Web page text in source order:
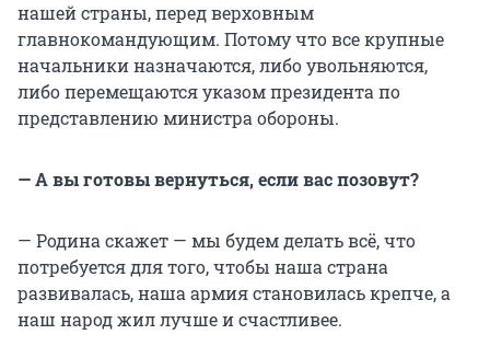
нашей страны, перед верховным
главнокомандующим. Потому что все крупные
начальники назначаются, либо увольняются,
либо перемещаются указом президента по
представлению министра обороны.
— А вы готовы вернуться, если вас позовут?
— Родина скажет — мы будем делать всё, что
потребуется для того, чтобы наша страна
развивалась, наша армия становилась крепче, а
наш народ жил лучше и счастливее.